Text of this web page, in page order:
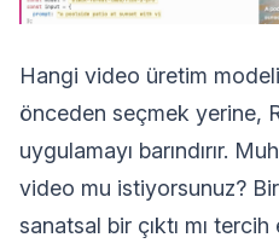
Hangi video üretim
önceden seçmek yerine,
uygulamayı barındırır.
video mu istiyorsunuz?
sanatsal bir çıktı mı